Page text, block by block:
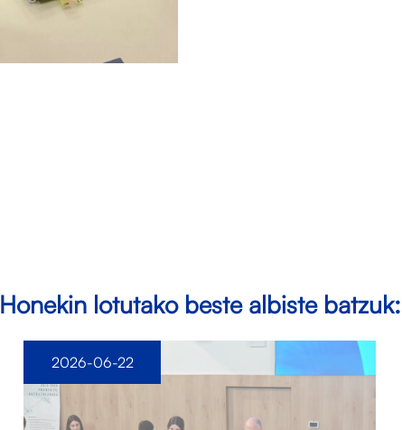
Honekin lotutako beste albiste batzuk:
2026-06-22